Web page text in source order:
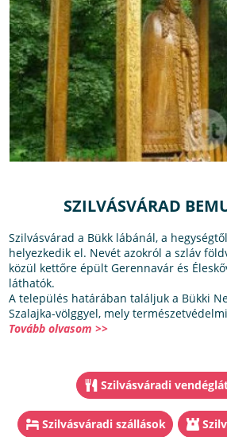
SZILVÁSVÁRAD
Szilvásvárad a Bükk lábánál, a
helyezkedik el. Nevét azokról a szláv
közül kettőre épült Gerennavár és
láthatók.
A település határában találjuk a Bükki
Szalajka-völggyel, mely
Tovább olvasom >>
Szilvásváradi
Szilvásváradi szállások